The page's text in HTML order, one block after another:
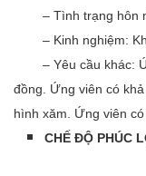
– Tình trạng hôn
– Kinh nghiệm:
– Yêu cầu khác:
đồng. Ứng viên có
hình xăm. Ứng viên
CHẾ ĐỘ PHÚC